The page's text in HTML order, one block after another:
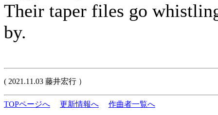
Their taper files go
by.
( 2021.11.03 藤井宏行 ）
TOPページへ 更新情報へ 作曲者一覧へ